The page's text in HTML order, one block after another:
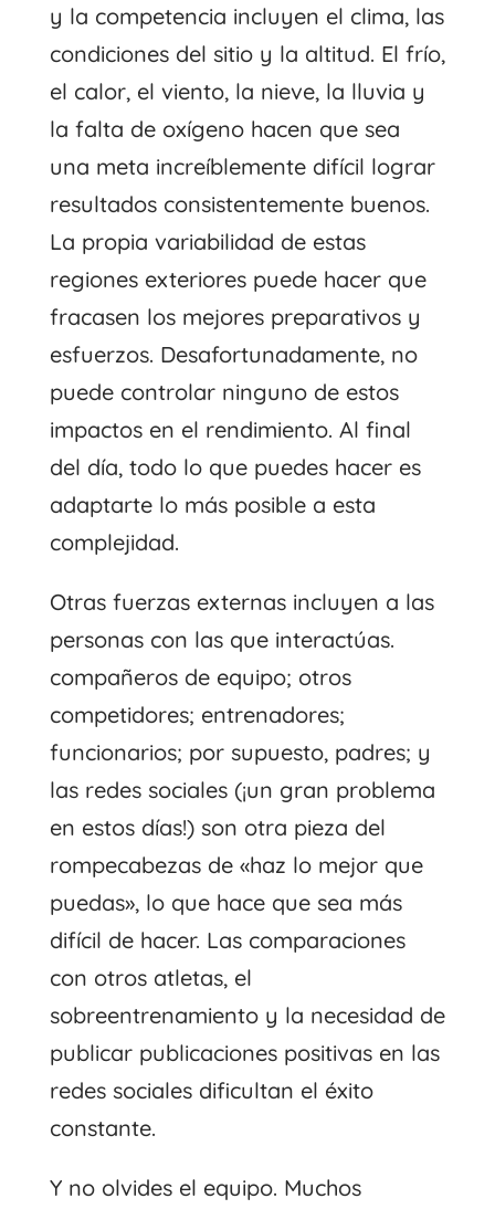
y la competencia incluyen el clima, las
condiciones del sitio y la altitud. El frío,
el calor, el viento, la nieve, la lluvia y
la falta de oxígeno hacen que sea
una meta increíblemente difícil lograr
resultados consistentemente buenos.
La propia variabilidad de estas
regiones exteriores puede hacer que
fracasen los mejores preparativos y
esfuerzos. Desafortunadamente, no
puede controlar ninguno de estos
impactos en el rendimiento. Al final
del día, todo lo que puedes hacer es
adaptarte lo más posible a esta
complejidad.
Otras fuerzas externas incluyen a las
personas con las que interactúas.
compañeros de equipo; otros
competidores; entrenadores;
funcionarios; por supuesto, padres; y
las redes sociales (¡un gran problema
en estos días!) son otra pieza del
rompecabezas de «haz lo mejor que
puedas», lo que hace que sea más
difícil de hacer. Las comparaciones
con otros atletas, el
sobreentrenamiento y la necesidad de
publicar publicaciones positivas en las
redes sociales dificultan el éxito
constante.
Y no olvides el equipo. Muchos